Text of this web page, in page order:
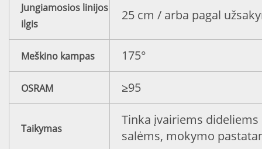
Jungiamosios linijos
ilgis
25 cm / arba pagal
Meškino kampas 175°
OSRAM ≥95
Taikymas
Tinka įvairiems
salėms, mokymo